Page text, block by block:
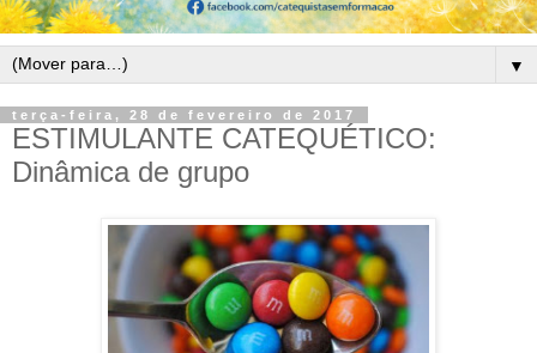
▼
terça-feira, 28 de fevereiro de 2017
ESTIMULANTE CATEQUÉTICO:
Dinâmica de grupo